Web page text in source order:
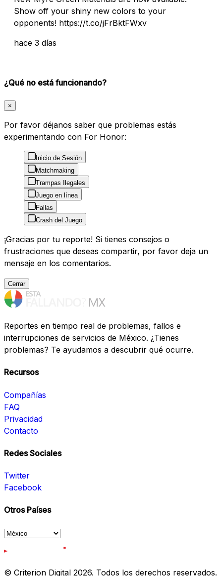
Show off your shiny new colors to your
opponents! https://t.co/jFrBktFWxv
hace 3 días
¿Qué no está funcionando?
×
Por favor déjanos saber que problemas estás
experimentando con For Honor:
Inicio de Sesión
Matchmaking
Trampas Ilegales
Juego en línea
Fallas
Crash del Juego
¡Gracias por tu reporte! Si tienes consejos o
frustraciones que deseas compartir, por favor deja un
mensaje en los comentarios.
Cerrar
Reportes en tiempo real de problemas, fallos e
interrupciones de servicios de México. ¿Tienes
problemas? Te ayudamos a descubrir qué ocurre.
Recursos
Compañías
FAQ
Privacidad
Contacto
Redes Sociales
Twitter
Facebook
Otros Países
© Criterion Digital 2026. Todos los derechos reservados.